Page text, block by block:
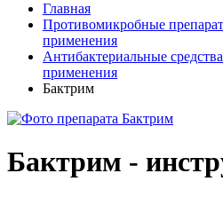
Главная
Противомикробные
применения
Антибактериальные
применения
Бактрим
Бактрим -